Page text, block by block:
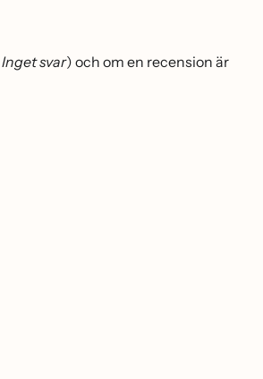
Inget svar) och om en recension är